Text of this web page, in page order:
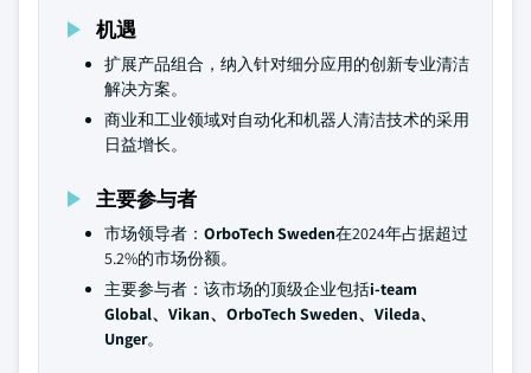
机遇
扩展产品组合，纳入针对细分应用的创新专业清洁
解决方案。
商业和工业领域对自动化和机器人清洁技术的采用
日益增长。
主要参与者
市场领导者： OrboTech Sweden在2024年占据超过
5.2%的市场份额。
主要参与者：该市场的顶级企业包括i-team
Global、Vikan、OrboTech Sweden、Vileda、
Unger。